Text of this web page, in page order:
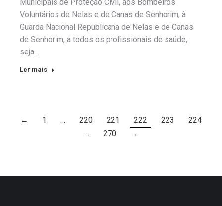
Municipais de Proteção Civil, aos Bombeiros
Voluntários de Nelas e de Canas de Senhorim, à
Guarda Nacional Republicana de Nelas e de Canas
de Senhorim, a todos os profissionais de saúde,
seja…
Ler mais
← 1 … 220 221 222 223
224
…
270 →